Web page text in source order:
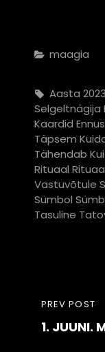
Categories
Maagia
Tags,
Aasta 2023
Selgeltnägija
Kaardid
Täpsem
Tähendab Kui
Rituaal
Vastuvõtule
Sümbol
Tasuline
Post
PREVIOUS
POST
PREV POST
1. JUUNI.